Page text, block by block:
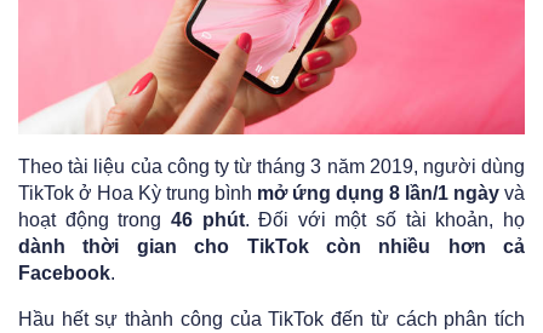
Theo tài liệu của công ty từ tháng 3 năm 2019, người dùng
TikTok ở Hoa Kỳ trung bình mở ứng dụng 8 lần/1 ngày và
hoạt động trong 46 phút. Đối với một số tài khoản, họ
dành thời gian cho TikTok còn nhiều hơn cả
Facebook.
Hầu hết sự thành công của TikTok đến từ cách phân tích